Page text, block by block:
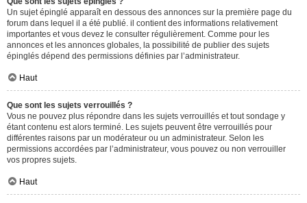
Un sujet épinglé apparaît en dessous des annonces sur la première page du
forum dans lequel il a été publié. il contient des informations relativement
importantes et vous devez le consulter régulièrement. Comme pour les
annonces et les annonces globales, la possibilité de publier des sujets
épinglés dépend des permissions définies par l’administrateur.
Haut
Que sont les sujets verrouillés ?
Vous ne pouvez plus répondre dans les sujets verrouillés et tout sondage y
étant contenu est alors terminé. Les sujets peuvent être verrouillés pour
différentes raisons par un modérateur ou un administrateur. Selon les
permissions accordées par l’administrateur, vous pouvez ou non verrouiller
vos propres sujets.
Haut